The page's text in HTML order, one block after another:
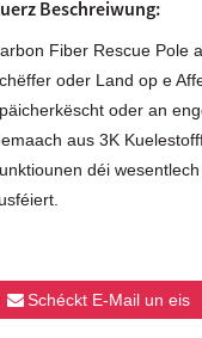
Beschreiwung:
Fiber Rescue Pole
oder Land op e
oder an
aus 3K
déi
Schéckt E-Mail un eis